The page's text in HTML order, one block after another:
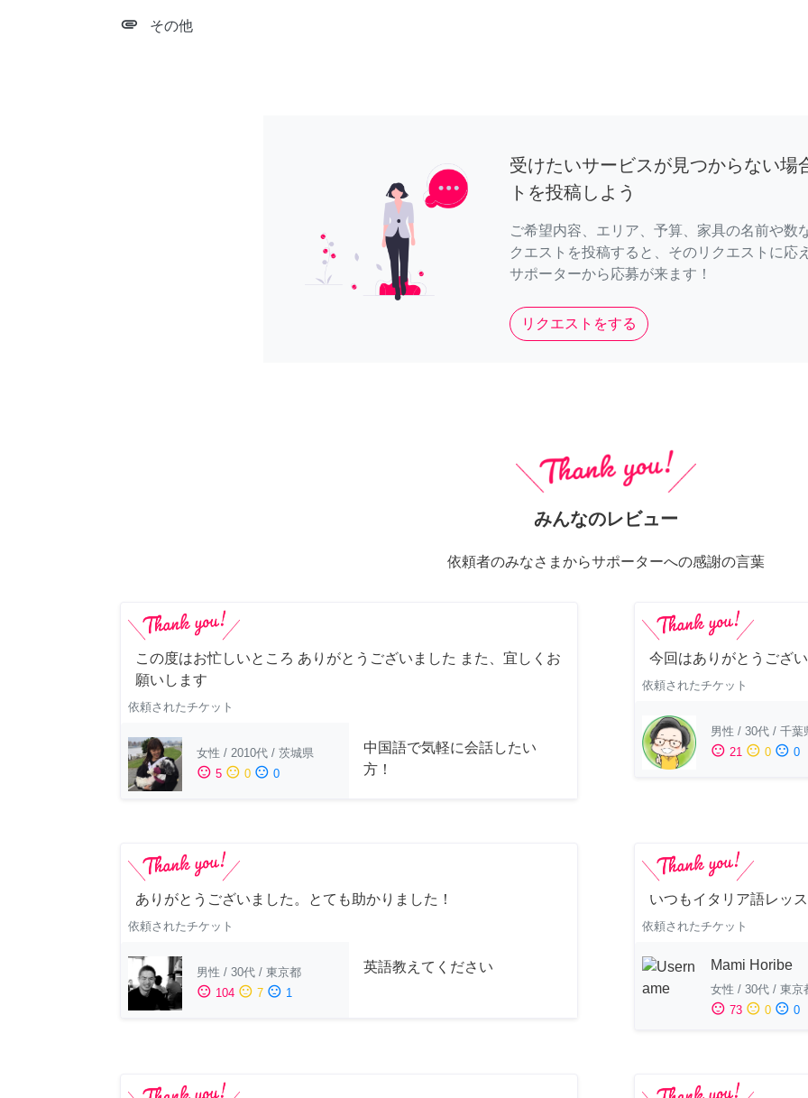
attachment その他
受けたいサービスが見つからない場
トを投稿しよう
ご希望内容、エリア、予算、家具の名前や数
クエストを投稿すると、そのリクエストに応
サポーターから応募が来ます！
リクエストをする
みんなのレビュー
依頼者のみなさまからサポーターへの感謝の言葉
この度はお忙しいところ ありがとうございました また、宜しくお
願いします
依頼されたチケット
女性 / 2010代 / 茨城県
sentiment_satisfied 5 sentiment_neutral 0 sentiment_dissatisfied 0
中国語で気軽に会話したい
方！
今回はありがとうござ
依頼されたチケット
男性 / 30代 / 千葉
sentiment_satisfied 21 sentiment_neutral 0 sentiment_dissatisfied 0
ありがとうございました。とても助かりました！
依頼されたチケット
男性 / 30代 / 東京都
sentiment_satisfied 104 sentiment_neutral 7 sentiment_dissatisfied 1
英語教えてください
いつもイタリア語レッ
依頼されたチケット
Mami Horibe
女性 / 30代 / 東京
sentiment_satisfied 73 sentiment_neutral 0 sentiment_dissatisfied 0